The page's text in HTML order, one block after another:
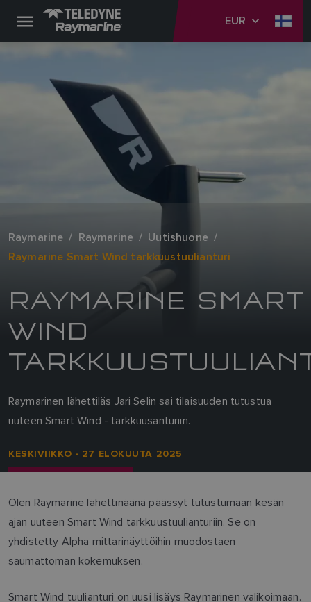
EUR
Raymarine Raymarine
Uutishuone
Raymarine Smart Wind tarkkuustuulianturi
RAYMARINE SMART
WIND
Raymarinen lähettiläs Jari Selin sai tilaisuuden tutustua
uuteen Smart Wind - tarkkuusanturiin.
KESKIVIIKKO - 27 ELOKUUTA 2025
Olen Raymarine lähettinäänä päässyt tutustumaan kesän
ajan uuteen Smart Wind tarkkuustuulianturiin. Se on
yhdistetty Alpha mittarinäyttöihin muodostaen
saumattoman kokemuksen.
Smart Wind tuulianturi on uusi lisäys Raymarinen valikoimaan.